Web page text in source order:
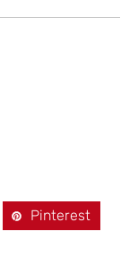
Pinterest